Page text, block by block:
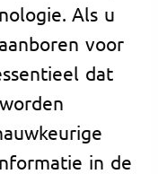
Als u
voor
dat
in de